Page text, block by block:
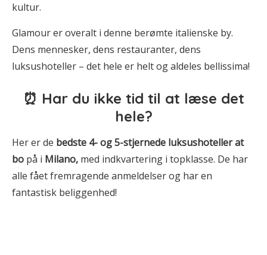
kultur.
Glamour er overalt i denne berømte italienske by.
Dens mennesker, dens restauranter, dens
luksushoteller – det hele er helt og aldeles bellissima!
⏰ Har du ikke tid til at læse det
hele?
Her er de bedste 4- og 5-stjernede luksushoteller at
bo på i Milano, med indkvartering i topklasse. De har
alle fået fremragende anmeldelser og har en
fantastisk beliggenhed!